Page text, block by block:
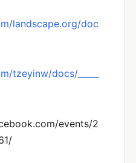
landscape.org/doc
tzeyinw/docs/_____
events/2